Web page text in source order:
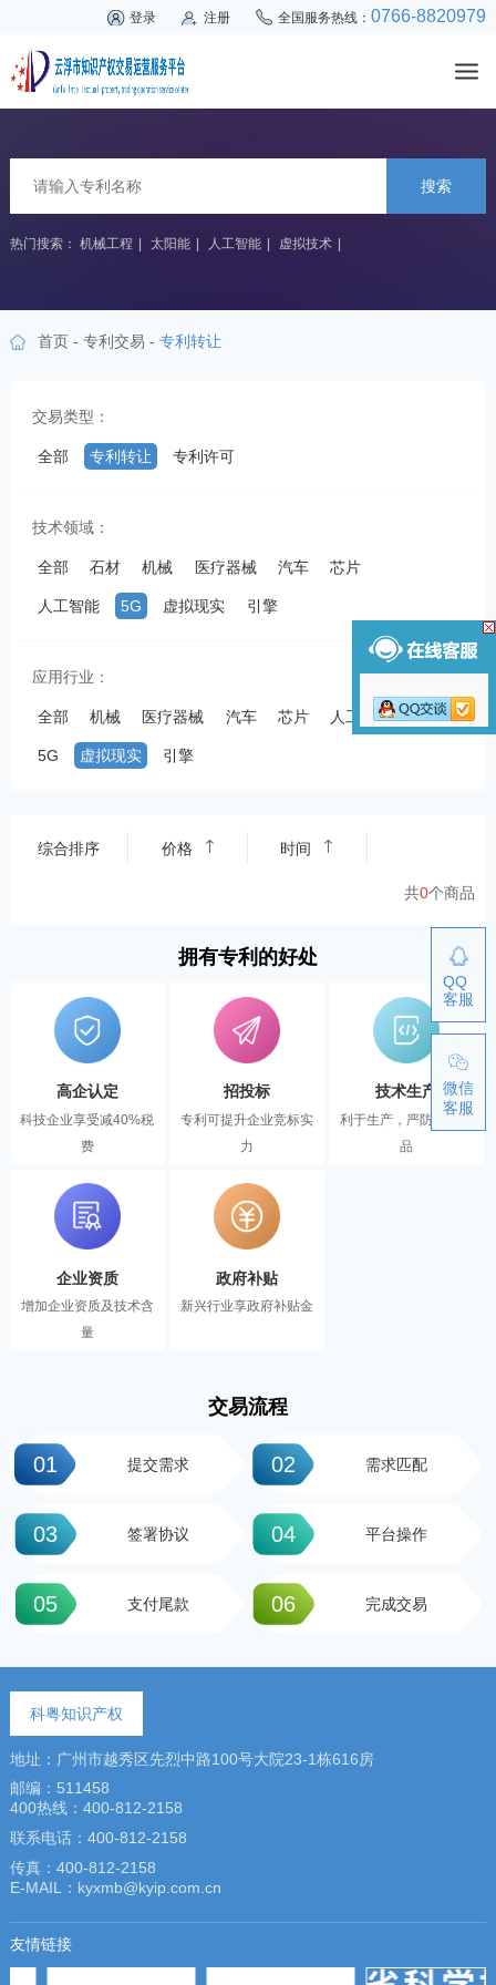
登录 注册 全国服务热线：0766-8820979
搜索
热门搜索： 机械工程 太阳能 人工智能 虚拟技术
首页- 专利交易 - 专利转让
交易类型：
全部 专利转让 专利许可
技术领域：
全部 石材 机械 医疗器械 汽车 芯片
人工智能 5G 虚拟现实 引擎
应用行业：
全部 机械 医疗器械 汽车 芯片 人工智能
5G 虚拟现实 引擎
综合排序 价格 时间
共0个商品
拥有专利的好处
高企认定
科技企业享受减40%税
费
招投标
专利可提升企业竞标实
力
技术生产
利于生产，严防伪冒产
品
企业资质
增加企业资质及技术含
量
政府补贴
新兴行业享政府补贴金
交易流程
01 提交需求 02 需求匹配
03 签署协议 04 平台操作
05 支付尾款 06 完成交易
科粤知识产权
地址：广州市越秀区先烈中路100号大院23-1栋616房
邮编：511458
400热线：400-812-2158
联系电话：400-812-2158
传真：400-812-2158
E-MAIL：kyxmb@kyip.com.cn
友情链接
QQ
客服
微信
客服